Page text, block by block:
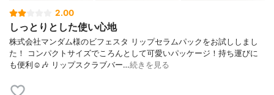
2.00
しっとりとした使い心地
株式会社マンダム様のビフェスタ リップセラムパックをお試ししまし
た！ コンパクトサイズでころんとして可愛いパッケージ！持ち運びに
も便利☺️🎶 リップスクラブバー…続きを見る